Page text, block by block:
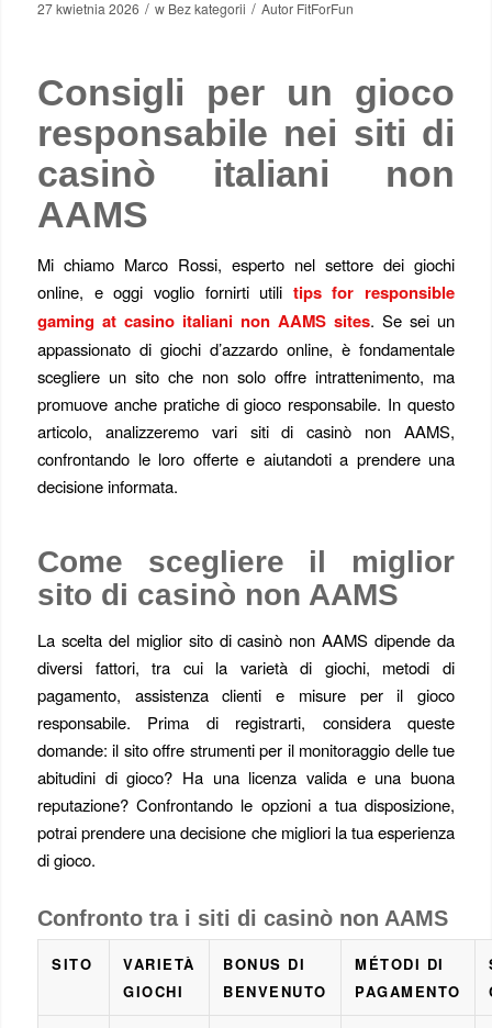
27 kwietnia 2026 / w Bez kategorii / Autor FitForFun
Consigli per un gioco
responsabile nei siti di
casinò italiani non
AAMS
Mi chiamo Marco Rossi, esperto nel settore dei giochi
online, e oggi voglio fornirti utili tips for responsible
gaming at casino italiani non AAMS sites. Se sei un
appassionato di giochi d’azzardo online, è fondamentale
scegliere un sito che non solo offre intrattenimento, ma
promuove anche pratiche di gioco responsabile. In questo
articolo, analizzeremo vari siti di casinò non AAMS,
confrontando le loro offerte e aiutandoti a prendere una
decisione informata.
Come scegliere il miglior
sito di casinò non AAMS
La scelta del miglior sito di casinò non AAMS dipende da
diversi fattori, tra cui la varietà di giochi, metodi di
pagamento, assistenza clienti e misure per il gioco
responsabile. Prima di registrarti, considera queste
domande: il sito offre strumenti per il monitoraggio delle tue
abitudini di gioco? Ha una licenza valida e una buona
reputazione? Confrontando le opzioni a tua disposizione,
potrai prendere una decisione che migliori la tua esperienza
di gioco.
Confronto tra i siti di casinò non AAMS
SITO
VARIETÀ
GIOCHI
BONUS DI
BENVENUTO
MÉTODI DI
PAGAMENTO